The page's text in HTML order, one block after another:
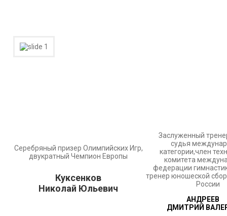
Серебряный призер Олимпийских Игр,
двукратный Чемпион Европы
Куксенков
Николай Юльевич
Заслуженный
судья
категории,член
комитета
федерации
тренер юношеской
России
АНДРЕЕВ
ДМИТРИЙ